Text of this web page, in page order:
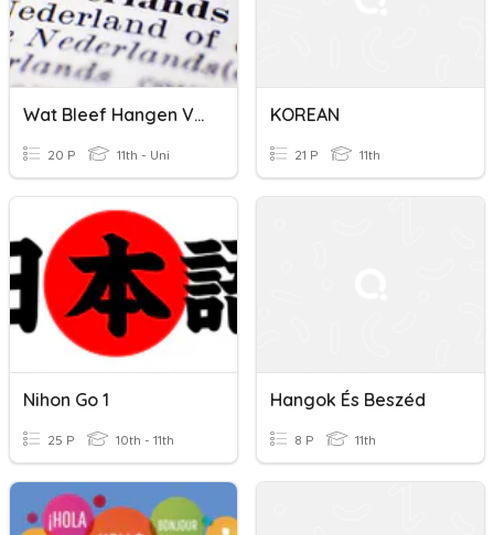
Wat Bleef Hangen Van Dit Trimester Nederlands In Het Zesde?
20 P 11th - Uni
KOREAN
21 P 11th
Nihon Go 1
25 P 10th - 11th
Hangok És Beszéd
8 P 11th